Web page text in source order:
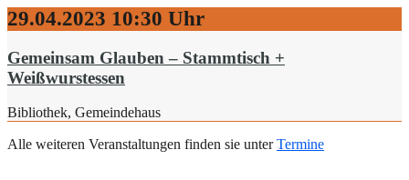
29.04.2023 10:30 Uhr
Gemeinsam Glauben – Stammtisch +
Weißwurstessen
Bibliothek, Gemeindehaus
Alle weiteren Veranstaltungen finden sie unterTermine